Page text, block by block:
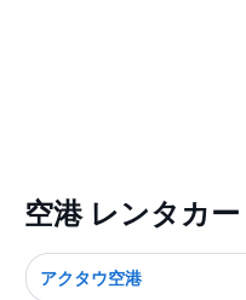
空港 レンタカー
アクタウ空港